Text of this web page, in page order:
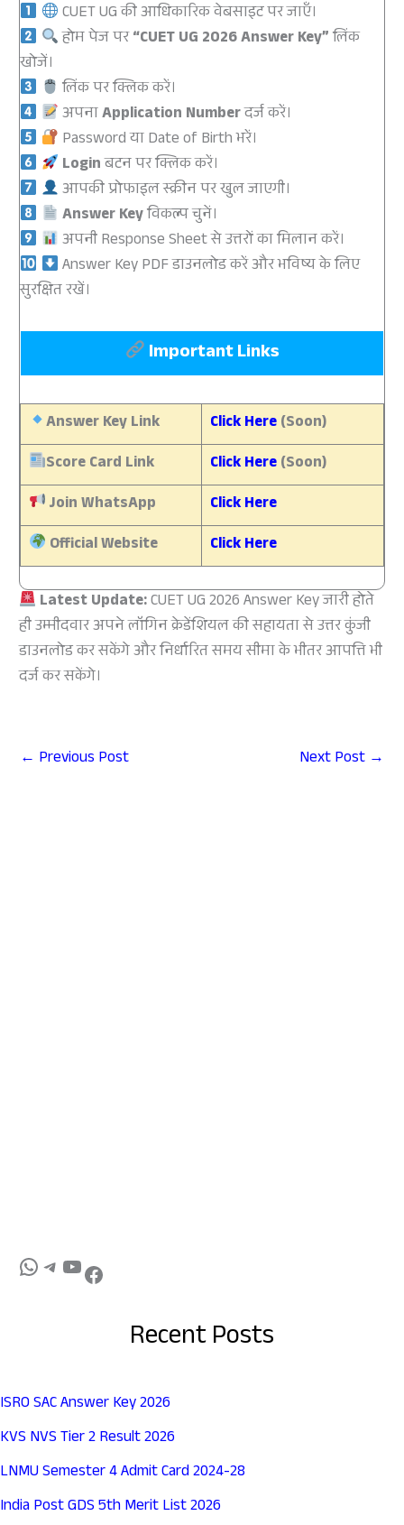
CUET UG की आधिकारिक वेबसाइट पर जाएँ।
होम पेज पर“CUET UG 2026 Answer Key”लिंक
खोजें।
लिंक पर क्लिक करें।
अपनाApplication Numberदर्ज करें।
Password या Date of Birth भरें।
Loginबटन पर क्लिक करें।
आपकी प्रोफाइल स्क्रीन पर खुल जाएगी।
Answer Keyविकल्प चुनें।
अपनी Response Sheet से उत्तरों का मिलान करें।
Answer Key PDF डाउनलोड करें और भविष्य के लिए
सुरक्षित रखें।
Important Links
Answer Key Link Click Here(Soon)
Score Card Link
Click Here(Soon)
Join WhatsApp
Click Here
Official Website
Click Here
Latest Update:CUET UG 2026 Answer Key जारी होते
ही उम्मीदवार अपने लॉगिन क्रेडेंशियल की सहायता से उत्तर कुंजी
डाउनलोड कर सकेंगे और निर्धारित समय सीमा के भीतर आपत्ति भी
दर्ज कर सकेंगे।
← Previous Post Next Post →
Recent Posts
ISRO SAC Answer Key 2026
KVS NVS Tier 2 Result 2026
LNMU Semester 4 Admit Card 2024-28
India Post GDS 5th Merit List 2026